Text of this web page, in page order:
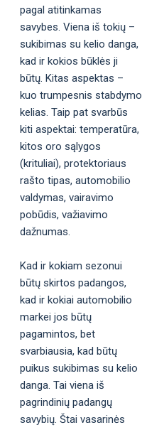
pagal atitinkamas
savybes. Viena iš tokių –
sukibimas su kelio danga,
kad ir kokios būklės ji
būtų. Kitas aspektas –
kuo trumpesnis stabdymo
kelias. Taip pat svarbūs
kiti aspektai: temperatūra,
kitos oro sąlygos
(krituliai), protektoriaus
rašto tipas, automobilio
valdymas, vairavimo
pobūdis, važiavimo
dažnumas.
Kad ir kokiam sezonui
būtų skirtos padangos,
kad ir kokiai automobilio
markei jos būtų
pagamintos, bet
svarbiausia, kad būtų
puikus sukibimas su kelio
danga. Tai viena iš
pagrindinių padangų
savybių. Štai vasarinės